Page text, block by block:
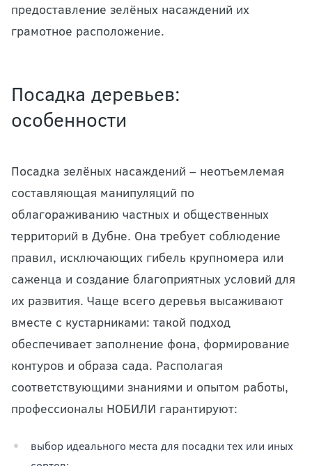
предоставление зелёных насаждений их
грамотное расположение.
Посадка деревьев:
особенности
Посадка зелёных насаждений – неотъемлемая
составляющая манипуляций по
облагораживанию частных и общественных
территорий в Дубне. Она требует соблюдение
правил, исключающих гибель крупномера или
саженца и создание благоприятных условий для
их развития. Чаще всего деревья высаживают
вместе с кустарниками: такой подход
обеспечивает заполнение фона, формирование
контуров и образа сада. Располагая
соответствующими знаниями и опытом работы,
профессионалы НОБИЛИ гарантируют:
выбор идеального места для посадки тех или иных